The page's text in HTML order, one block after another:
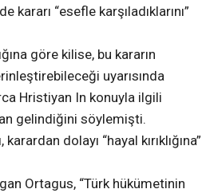
kararı “esefle karşıladıklarını”
göre kilise, bu kararın
uyarısında
Hristiyan In konuyla ilgili
gelindiğini söylemişti.
dolayı “hayal kırıklığına”
Ortagus, “Türk hükümetinin